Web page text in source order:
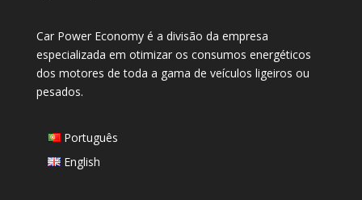
Car Power Economy é a divisão da empresa
especializada em otimizar os consumos energéticos
dos motores de toda a gama de veículos ligeiros ou
pesados.
Português
English